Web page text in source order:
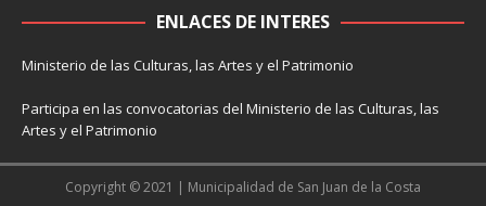
ENLACES DE INTERES
Ministerio de las Culturas, las Artes y el Patrimonio
Participa en las convocatorias del Ministerio de las Culturas, las
Artes y el Patrimonio
Copyright © 2021 | Municipalidad de San Juan de la Costa